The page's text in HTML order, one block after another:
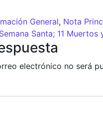
General, Nota
de
Santa; 11 Muertos
electrónico no será